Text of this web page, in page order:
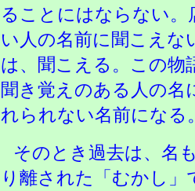
ることにはならない。
い人の名前に聞こえな
は、聞こえる。この物
聞き覚えのある人の名
れられない名前になる
そのとき過去は、名
り離された「むかし